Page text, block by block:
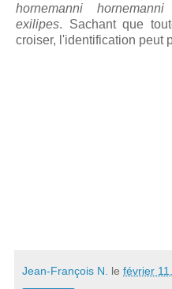
hornemanni hornemanni
exilipes. Sachant que
croiser, l'identification peut
Jean-François N. le février